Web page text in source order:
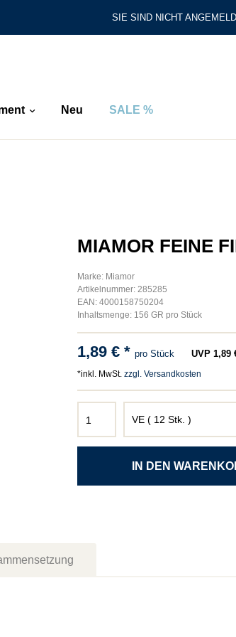
SIE SIND NICHT
Neu SALE %
MIAMOR FEINE
Marke: Miamor
Artikelnummer: 285285
EAN: 4000158750204
Inhaltsmenge: 156 GR pro Stück
1,89 € * pro Stück UVP 1,89
*inkl. MwSt. zzgl. Versandkosten